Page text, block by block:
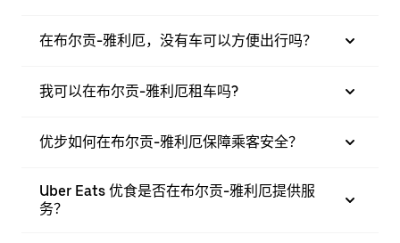
在布尔贡-雅利厄，没有车可以方便出行吗？
我可以在布尔贡-雅利厄租车吗?
优步如何在布尔贡-雅利厄保障乘客安全？
Uber Eats 优食是否在布尔贡-雅利厄提供服
务？